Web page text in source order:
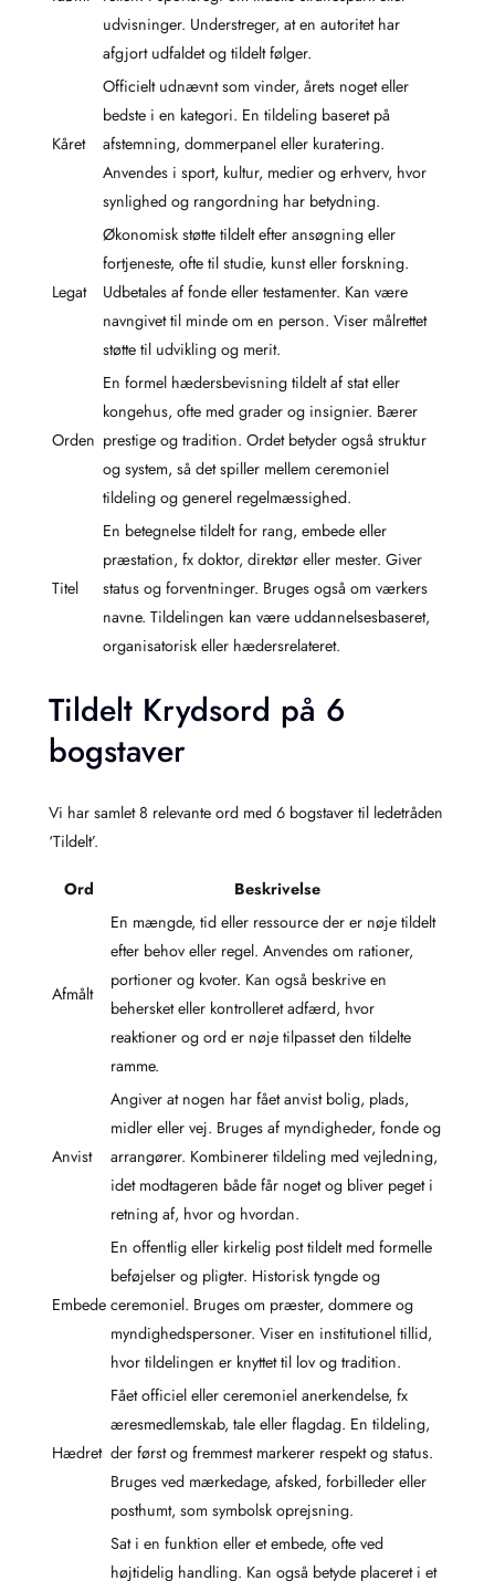
udvisninger. Understreger, at en autoritet har
afgjort udfaldet og tildelt følger.
Kåret
Officielt udnævnt som vinder, årets noget eller
bedste i en kategori. En tildeling baseret på
afstemning, dommerpanel eller kuratering.
Anvendes i sport, kultur, medier og erhverv, hvor
synlighed og rangordning har betydning.
Legat
Økonomisk støtte tildelt efter ansøgning eller
fortjeneste, ofte til studie, kunst eller forskning.
Udbetales af fonde eller testamenter. Kan være
navngivet til minde om en person. Viser målrettet
støtte til udvikling og merit.
Orden
En formel hædersbevisning tildelt af stat eller
kongehus, ofte med grader og insignier. Bærer
prestige og tradition. Ordet betyder også struktur
og system, så det spiller mellem ceremoniel
tildeling og generel regelmæssighed.
Titel
En betegnelse tildelt for rang, embede eller
præstation, fx doktor, direktør eller mester. Giver
status og forventninger. Bruges også om værkers
navne. Tildelingen kan være uddannelsesbaseret,
organisatorisk eller hædersrelateret.
Tildelt Krydsord på 6
bogstaver
Vi har samlet 8 relevante ord med 6 bogstaver til ledetråden
‘Tildelt’.
Ord Beskrivelse
Afmålt
En mængde, tid eller ressource der er nøje tildelt
efter behov eller regel. Anvendes om rationer,
portioner og kvoter. Kan også beskrive en
behersket eller kontrolleret adfærd, hvor
reaktioner og ord er nøje tilpasset den tildelte
ramme.
Anvist
Angiver at nogen har fået anvist bolig, plads,
midler eller vej. Bruges af myndigheder, fonde og
arrangører. Kombinerer tildeling med vejledning,
idet modtageren både får noget og bliver peget i
retning af, hvor og hvordan.
Embede
En offentlig eller kirkelig post tildelt med formelle
beføjelser og pligter. Historisk tyngde og
ceremoniel. Bruges om præster, dommere og
myndighedspersoner. Viser en institutionel tillid,
hvor tildelingen er knyttet til lov og tradition.
Hædret
Fået officiel eller ceremoniel anerkendelse, fx
æresmedlemskab, tale eller flagdag. En tildeling,
der først og fremmest markerer respekt og status.
Bruges ved mærkedage, afsked, forbilleder eller
posthumt, som symbolsk oprejsning.
Sat i en funktion eller et embede, ofte ved
højtidelig handling. Kan også betyde placeret i et